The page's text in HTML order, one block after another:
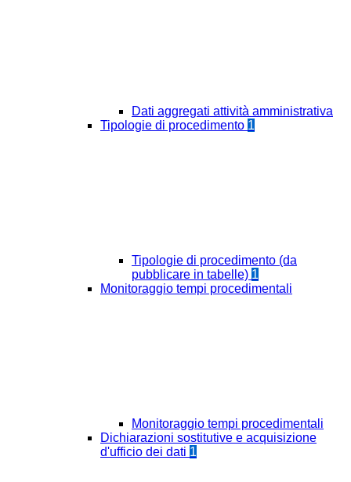
Dati aggregati attività amministrativa
Tipologie di procedimento 1
Tipologie di procedimento (da
pubblicare in tabelle) 1
Monitoraggio tempi procedimentali
Monitoraggio tempi procedimentali
Dichiarazioni sostitutive e acquisizione
d'ufficio dei dati 1